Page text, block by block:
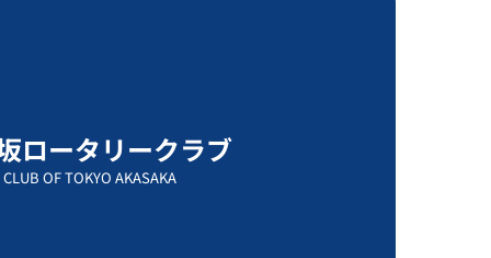
ロータリークラブ
OF TOKYO AKASAKA